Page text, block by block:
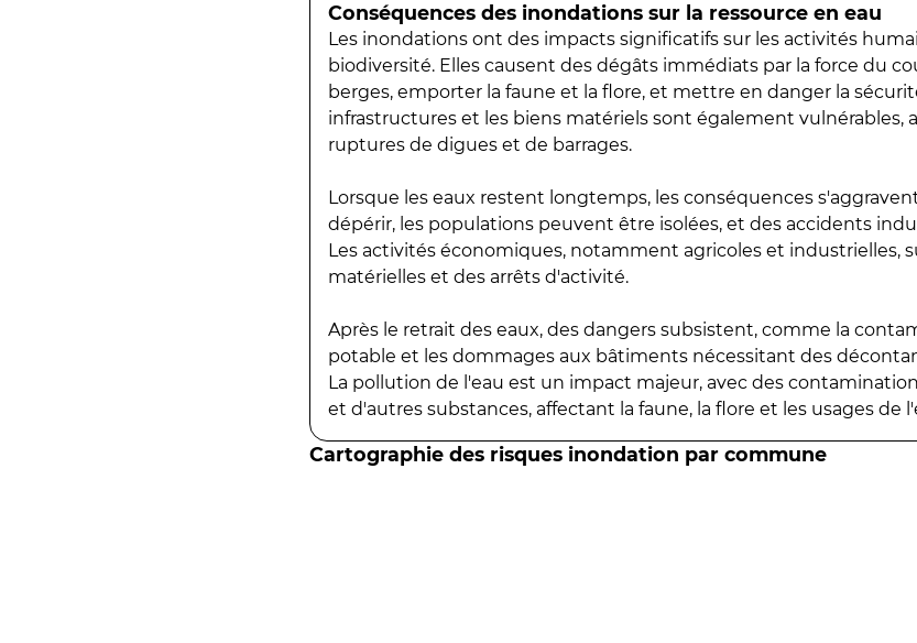
Conséquences des inondations sur la ressource en eau
Les inondations ont des impacts significatifs sur les activités
biodiversité. Elles causent des dégâts immédiats par la force du
berges, emporter la faune et la flore, et mettre en danger la
infrastructures et les biens matériels sont également vulnérables,
ruptures de digues et de barrages.
Lorsque les eaux restent longtemps, les conséquences
dépérir, les populations peuvent être isolées, et des accidents
Les activités économiques, notamment agricoles et industrielles,
matérielles et des arrêts d'activité.
Après le retrait des eaux, des dangers subsistent, comme la
potable et les dommages aux bâtiments nécessitant des
La pollution de l'eau est un impact majeur, avec des
et d'autres substances, affectant la faune, la flore et les usages de
Cartographie des risques inondation par commune